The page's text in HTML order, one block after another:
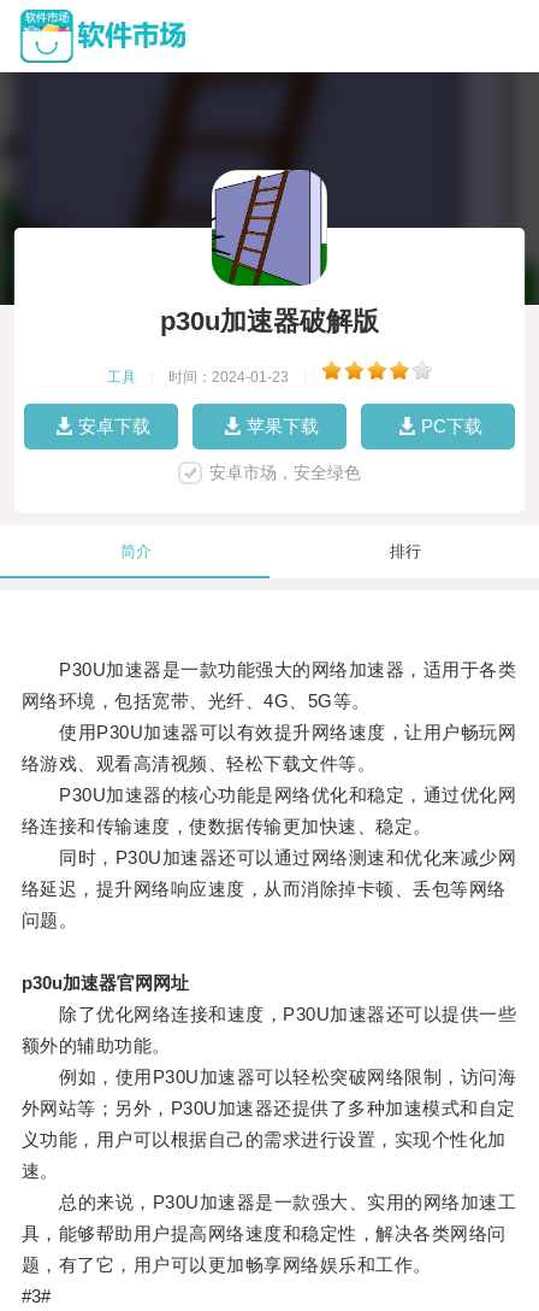
p30u加速器破解版
工具 时间：2024-01-23
安卓下载 苹果下载 PC下载
安卓市场，安全绿色
简介 排行
P30U加速器是一款功能强大的网络加速器，适用于各类
网络环境，包括宽带、光纤、4G、5G等。
使用P30U加速器可以有效提升网络速度，让用户畅玩网
络游戏、观看高清视频、轻松下载文件等。
P30U加速器的核心功能是网络优化和稳定，通过优化网
络连接和传输速度，使数据传输更加快速、稳定。
同时，P30U加速器还可以通过网络测速和优化来减少网
络延迟，提升网络响应速度，从而消除掉卡顿、丢包等网络
问题。
p30u加速器官网网址
除了优化网络连接和速度，P30U加速器还可以提供一些
额外的辅助功能。
例如，使用P30U加速器可以轻松突破网络限制，访问海
外网站等；另外，P30U加速器还提供了多种加速模式和自定
义功能，用户可以根据自己的需求进行设置，实现个性化加
速。
总的来说，P30U加速器是一款强大、实用的网络加速工
具，能够帮助用户提高网络速度和稳定性，解决各类网络问
题，有了它，用户可以更加畅享网络娱乐和工作。
#3#